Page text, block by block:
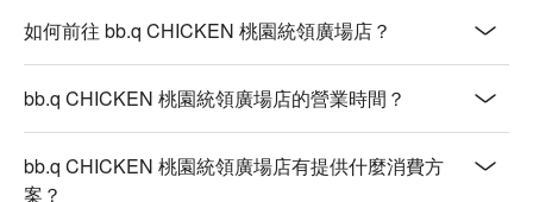
【1970 老爸炸雞餐】復古風味，酥脆多汁
【去骨個人炸雞炸物餐】個人無骨，酥脆多樣
【馬鈴薯燉排骨湯】馬鈴薯香濃，排骨軟嫩入味
【豆腐牛肉鍋】嫩豆腐吸飽牛肉湯汁風味
🥤 特色飲品
【白葡萄果汁】芳香甜美，口感柔滑清爽
如何前往 bb.q CHICKEN 桃園統領廣場店？
bb.q CHICKEN 桃園統領廣場店的營業時間？
bb.q CHICKEN 桃園統領廣場店有提供什麼消費方
案？